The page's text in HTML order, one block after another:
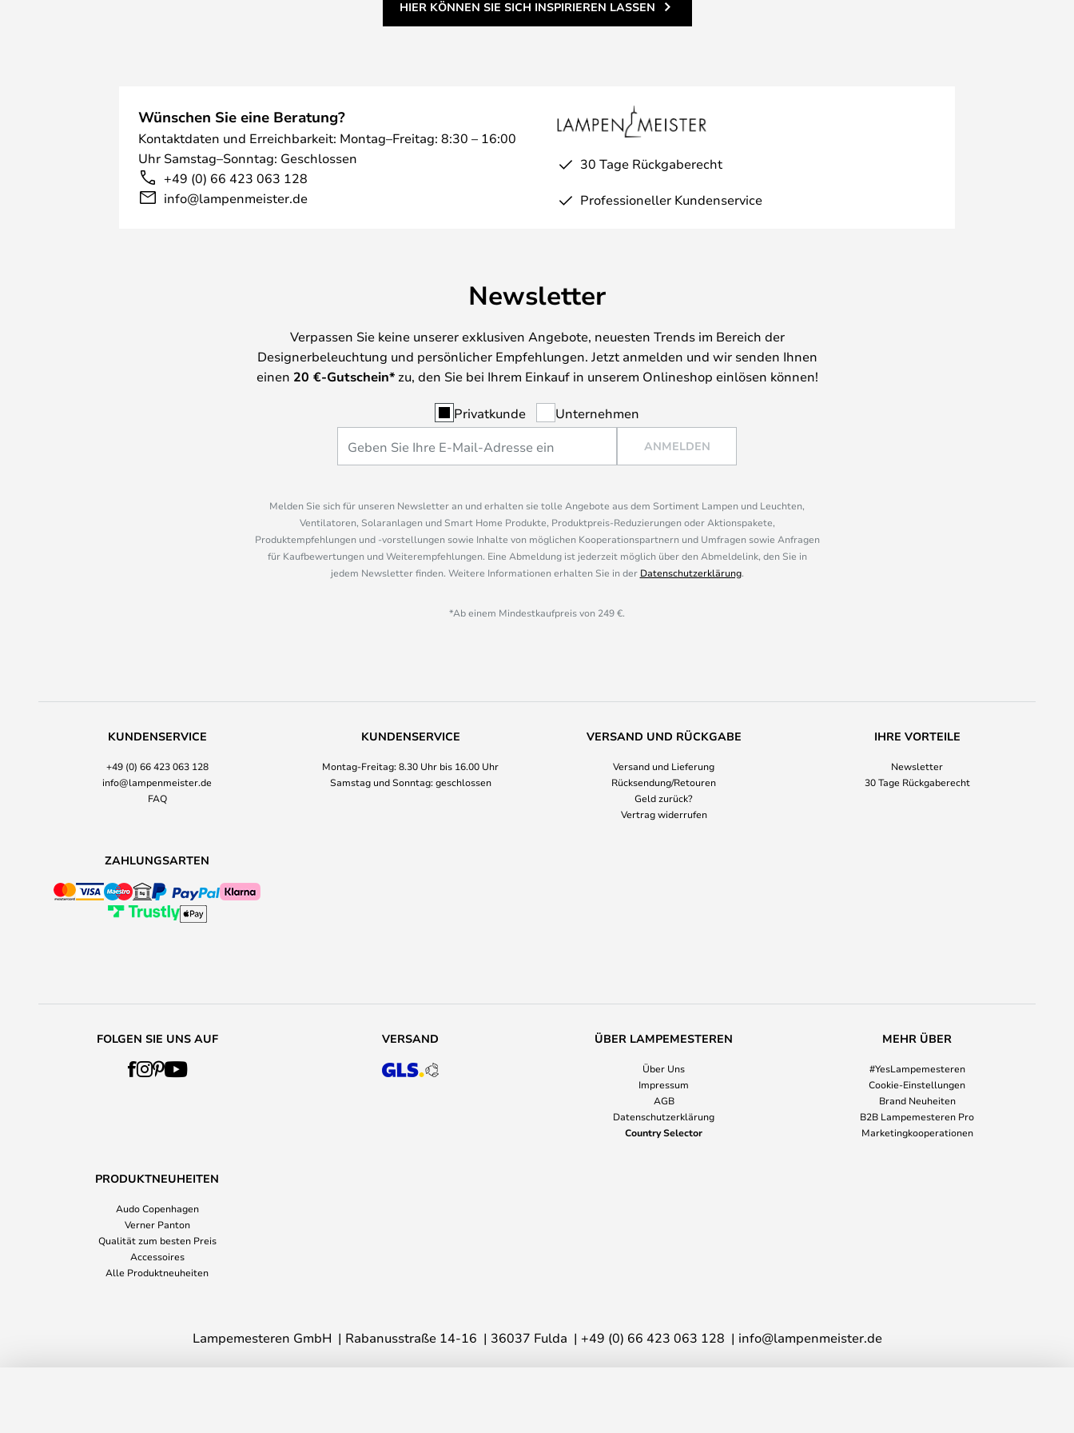
HIER KÖNNEN SIE SICH INSPIRIEREN LASSEN
Wünschen Sie eine Beratung?
Kontaktdaten und Erreichbarkeit: Montag–Freitag: 8:30 – 16:00
Uhr Samstag–Sonntag: Geschlossen
+49 (0) 66 423 063 128
info@lampenmeister.de
30 Tage Rückgaberecht
Professioneller Kundenservice
Newsletter
Verpassen Sie keine unserer exklusiven Angebote, neuesten Trends im Bereich der
Designerbeleuchtung und persönlicher Empfehlungen. Jetzt anmelden und wir senden Ihnen
einen 20 €-Gutschein*zu, den Sie bei Ihrem Einkauf in unserem Onlineshop einlösen können!
Privatkunde Unternehmen
ANMELDEN
Melden Sie sich für unseren Newsletter an und erhalten sie tolle Angebote aus dem Sortiment Lampen und Leuchten,
Ventilatoren, Solaranlagen und Smart Home Produkte, Produktpreis-Reduzierungen oder Aktionspakete,
Produktempfehlungen und -vorstellungen sowie Inhalte von möglichen Kooperationspartnern und Umfragen sowie Anfragen
für Kaufbewertungen und Weiterempfehlungen. Eine Abmeldung ist jederzeit möglich über den Abmeldelink, den Sie in
jedem Newsletter finden. Weitere Informationen erhalten Sie in der Datenschutzerklärung.
*Ab einem Mindestkaufpreis von 249 €.
KUNDENSERVICE
+49 (0) 66 423 063 128
info@lampenmeister.de
FAQ
KUNDENSERVICE
Montag-Freitag: 8.30 Uhr bis 16.00 Uhr
Samstag und Sonntag: geschlossen
VERSAND UND RÜCKGABE
Versand und Lieferung
Rücksendung/Retouren
Geld zurück?
Vertrag widerrufen
IHRE VORTEILE
Newsletter
30 Tage Rückgaberecht
ZAHLUNGSARTEN
FOLGEN SIE UNS AUF VERSAND ÜBER LAMPEMESTEREN
Über Uns
Impressum
AGB
Datenschutzerklärung
Country Selector
MEHR ÜBER
#YesLampemesteren
Cookie-Einstellungen
Brand Neuheiten
B2B Lampemesteren Pro
Marketingkooperationen
PRODUKTNEUHEITEN
Audo Copenhagen
Verner Panton
Qualität zum besten Preis
Accessoires
Alle Produktneuheiten
Lampemesteren GmbH Rabanusstraße 14-16 36037 Fulda +49 (0) 66 423 063 128 info@lampenmeister.de